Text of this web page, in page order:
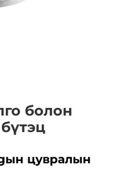
болон
цувралын